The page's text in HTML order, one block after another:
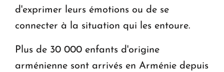
d'exprimer leurs émotions ou de se
connecter à la situation qui les entoure.
Plus de 30 000 enfants d'origine
arménienne sont arrivés en Arménie depuis